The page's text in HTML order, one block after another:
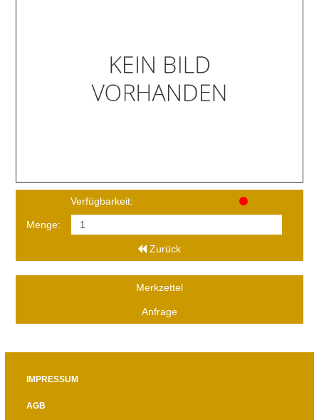
Verfügbarkeit:
Menge:
Zurück
Merkzettel
Anfrage
IMPRESSUM
AGB